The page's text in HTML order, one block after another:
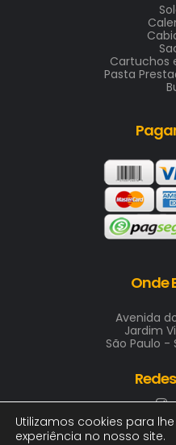
Cartuchos
Pasta
Onde
Avenida
Jardim
São Paulo -
Utilizamos cookies para
experiência no nosso site.